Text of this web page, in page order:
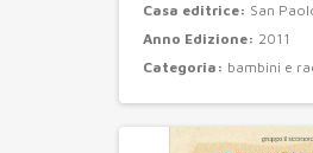
Casa editrice: San
Anno Edizione: 2011
Categoria: bambini e